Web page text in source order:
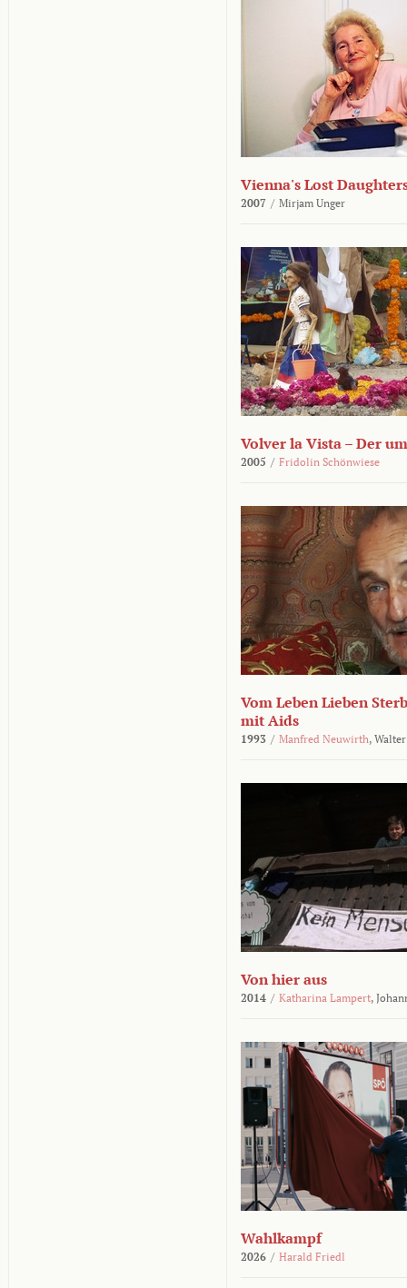
Vienna's Lost
2007 / Mirjam Unger
Volver la Vista – Der
2005 / Fridolin Schönwiese
Vom Leben Lieben
mit Aids
1993 / Manfred Neuwirth,
Von hier aus
2014 / Katharina Lampert,
Wahlkampf
2026 / Harald Friedl